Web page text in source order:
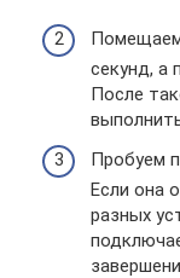
Помещаем
секунд, а
После
Пробуем
Если она
разных